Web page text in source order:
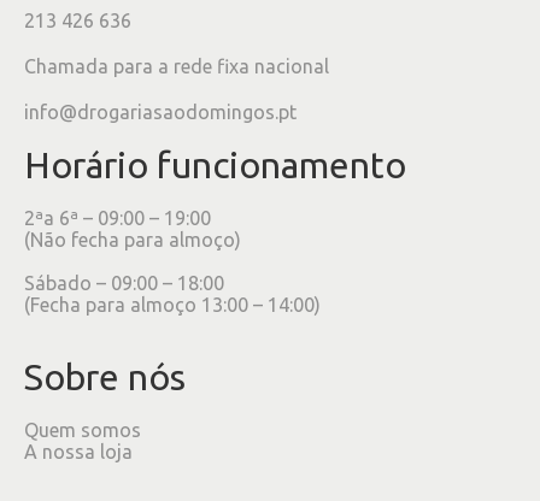
213 426 636
Chamada para a rede fixa nacional
info@drogariasaodomingos.pt
Horário funcionamento
2ªa 6ª – 09:00 – 19:00
(Não fecha para almoço)
Sábado – 09:00 – 18:00
(Fecha para almoço 13:00 – 14:00)
Sobre nós
Quem somos
A nossa loja